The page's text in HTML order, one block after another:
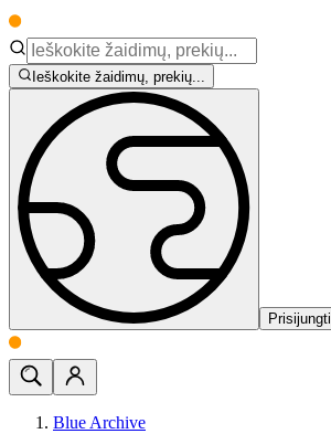
Ieškokite žaidimų, prekių...
Prisijungti
Blue Archive